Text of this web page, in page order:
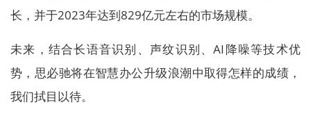
长，并于2023年达到829亿元左右的市场规模。
未来，结合长语音识别、声纹识别、AI降噪等技术优
势，思必驰将在智慧办公升级浪潮中取得怎样的成绩，
我们拭目以待。